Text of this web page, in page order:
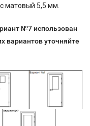
матовый 5,5 мм.
№7 использован
вариантов уточняйте